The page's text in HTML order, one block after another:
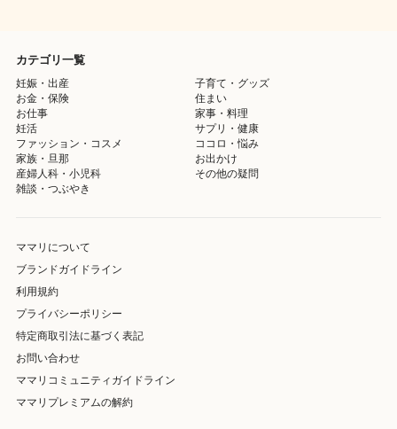
カテゴリ一覧
妊娠・出産
子育て・グッズ
お金・保険
住まい
お仕事
家事・料理
妊活
サプリ・健康
ファッション・コスメ
ココロ・悩み
家族・旦那
お出かけ
産婦人科・小児科
その他の疑問
雑談・つぶやき
ママリについて
ブランドガイドライン
利用規約
プライバシーポリシー
特定商取引法に基づく表記
お問い合わせ
ママリコミュニティガイドライン
ママリプレミアムの解約